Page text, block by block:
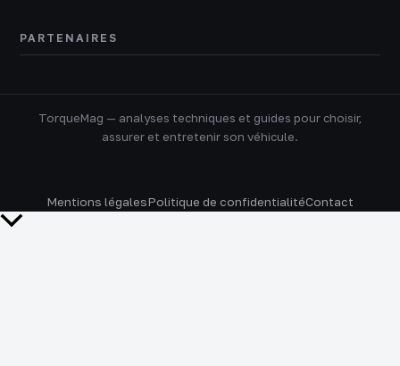
PARTENAIRES
TorqueMag — analyses techniques et guides pour choisir,
assurer et entretenir son véhicule.
Mentions légalesPolitique de confidentialitéContact